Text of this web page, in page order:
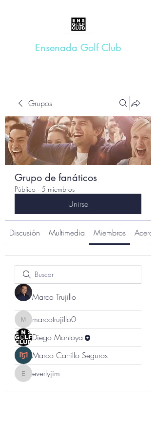
Ensenada Golf Club
Grupos
Grupo de fanáticos
Público · 5 miembros
Unirse
Discusión Multimedia Miembros Acerca
Marco Trujillo
marcotrujillo0
marcotrujillo0
Diego Montoya
Marco Carrillo Seguros
everlyjimeverlyjim